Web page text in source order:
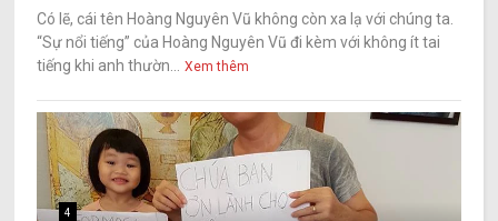
Có lẽ, cái tên Hoàng Nguyên Vũ không còn xa lạ với chúng ta.
“Sự nổi tiếng” của Hoàng Nguyên Vũ đi kèm với không ít tai
tiếng khi anh thườn... Xem thêm
4